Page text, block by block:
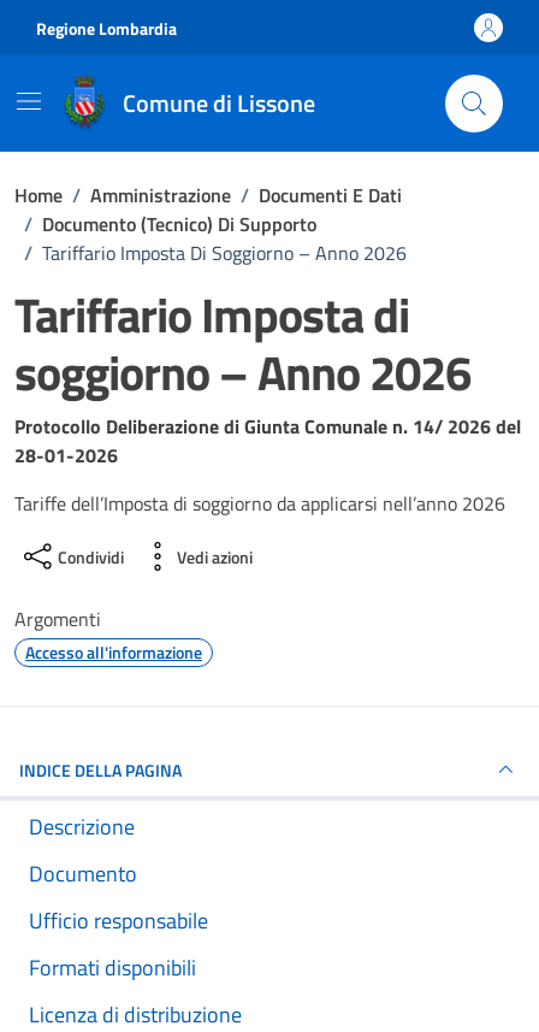
Regione Lombardia
Comune di Lissone
Home / Amministrazione / Documenti E Dati
/ Documento (tecnico) Di Supporto
/ Tariffario Imposta Di Soggiorno – Anno 2026
Tariffario Imposta di
soggiorno – Anno 2026
Dettagli del documento
Protocollo Deliberazione di Giunta Comunale n. 14/ 2026 del
28-01-2026
Tariffe dell’Imposta di soggiorno da applicarsi nell’anno 2026
Condividi Vedi azioni
Argomenti
Accesso all'informazione
INDICE DELLA PAGINA
Descrizione
Documento
Ufficio responsabile
Formati disponibili
Licenza di distribuzione